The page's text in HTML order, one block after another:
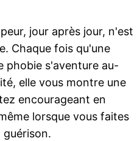
jour après jour, n'est
Chaque fois qu'une
phobie s'aventure au-
elle vous montre une
encourageant en
lorsque vous faites
guérison.